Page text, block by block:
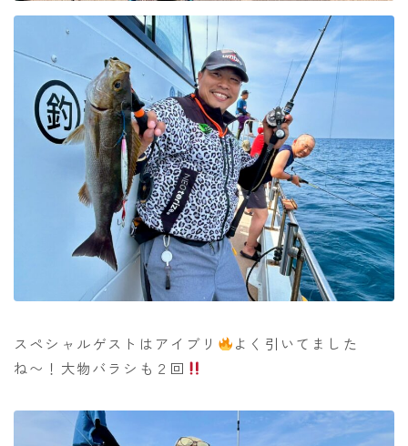
スペシャルゲストはアイブリ
よく引いてました
ね〜！大物バラシも２回